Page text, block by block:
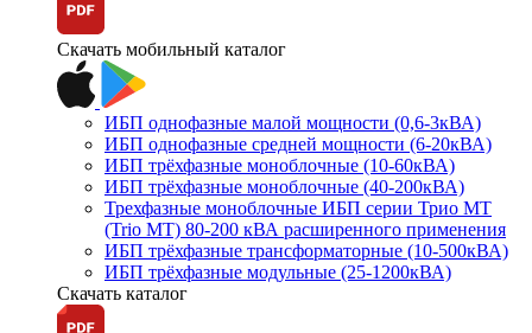
Скачать мобильный каталог
ИБП однофазные малой мощности (0,6-3кВА)
ИБП однофазные средней мощности (6-20кВА)
ИБП трёхфазные моноблочные (10-60кВА)
ИБП трёхфазные моноблочные (40-200кВА)
Трехфазные моноблочные ИБП серии Трио МТ
(Trio MT) 80-200 кВА расширенного применения
ИБП трёхфазные трансформаторные (10-500кВА)
ИБП трёхфазные модульные (25-1200кВА)
Скачать каталог